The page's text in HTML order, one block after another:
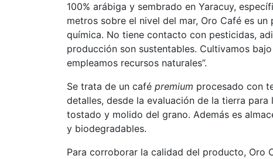
100% arábiga y sembrado en Yaracuy,
metros sobre el nivel del mar, Oro Café es
química. No tiene contacto con pesticidas,
producción son sustentables. Cultivamos
empleamos recursos naturales”.
Se trata de un café premium procesado con
detalles, desde la evaluación de la tierra
tostado y molido del grano. Además es
y biodegradables.
Para corroborar la calidad del producto, Oro